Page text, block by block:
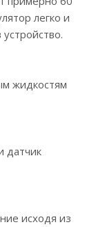
легко и
жидкостям
датчик
исходя из